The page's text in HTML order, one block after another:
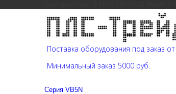
Поставка оборудования под заказ
Минимальный заказ 5000 руб.
Cерия VB5N